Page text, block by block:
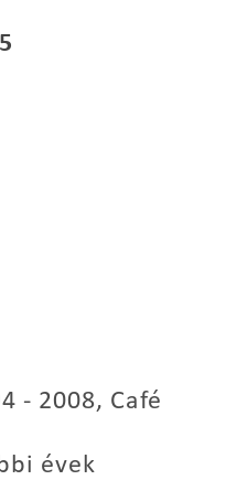
- 2008, Café
évek